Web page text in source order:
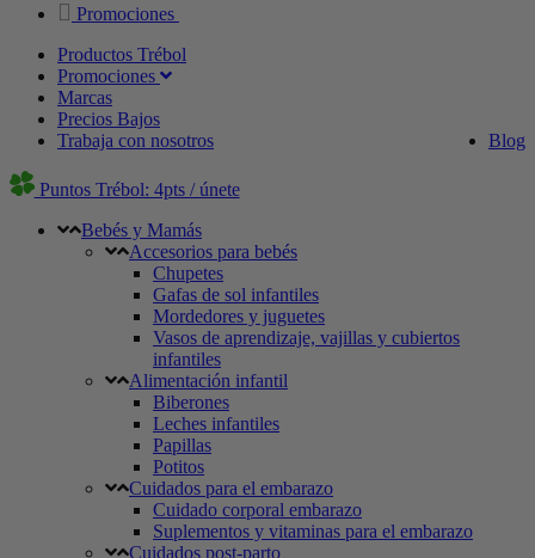
Promociones
Productos Trébol
Promociones
Marcas
Precios Bajos
Blog
Trabaja con nosotros
Puntos Trébol: 4pts / únete
Bebés y Mamás
Accesorios para bebés
Chupetes
Gafas de sol infantiles
Mordedores y juguetes
Vasos de aprendizaje, vajillas y cubiertos
infantiles
Alimentación infantil
Biberones
Leches infantiles
Papillas
Potitos
Cuidados para el embarazo
Cuidado corporal embarazo
Suplementos y vitaminas para el embarazo
Cuidados post-parto